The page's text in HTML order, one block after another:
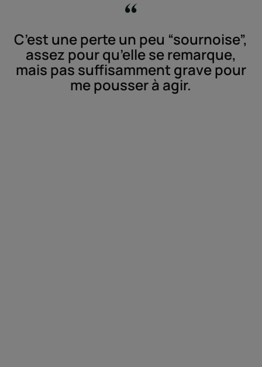
C’est une perte un peu “sournoise”,
assez pour qu’elle se remarque,
mais pas suffisamment grave pour
me pousser à agir.